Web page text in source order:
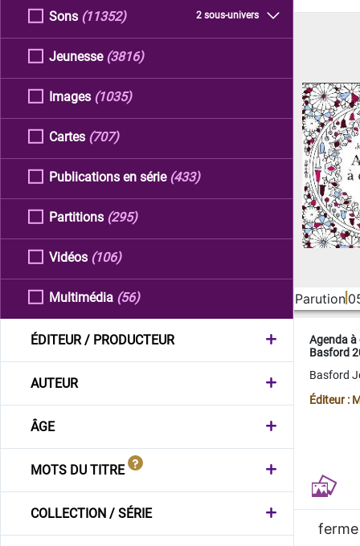
Sons 2 sous-univers
(11352)
Jeunesse (3816)
Images (1035)
Cartes (707)
Publications en série (433)
Partitions (295)
Vidéos (106)
Multimédia (56)
ÉDITEUR / PRODUCTEUR
AUTEUR
ÂGE
MOTS DU TITRE
COLLECTION / SÉRIE
Parution
Agenda
Basford
Basford
Éditeur :
ferme